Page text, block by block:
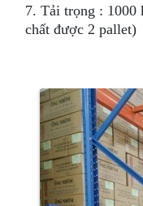
7. Tải trọng : 1000
chất được 2 pallet)